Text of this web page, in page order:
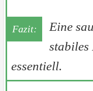
Eine
stabiles
essentiell.